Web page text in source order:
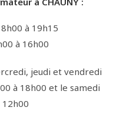
à 19h15
à 16h00
jeudi et vendredi
à 18h00 et le samedi
12h00